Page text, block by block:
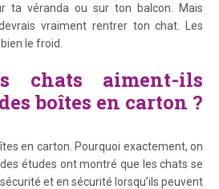
ta véranda ou sur ton balcon. Mais
vraiment rentrer ton chat. Les
le froid.
chats aiment-ils
boîtes en carton ?
en carton. Pourquoi exactement, on
études ont montré que les chats se
et en sécurité lorsqu’ils peuvent